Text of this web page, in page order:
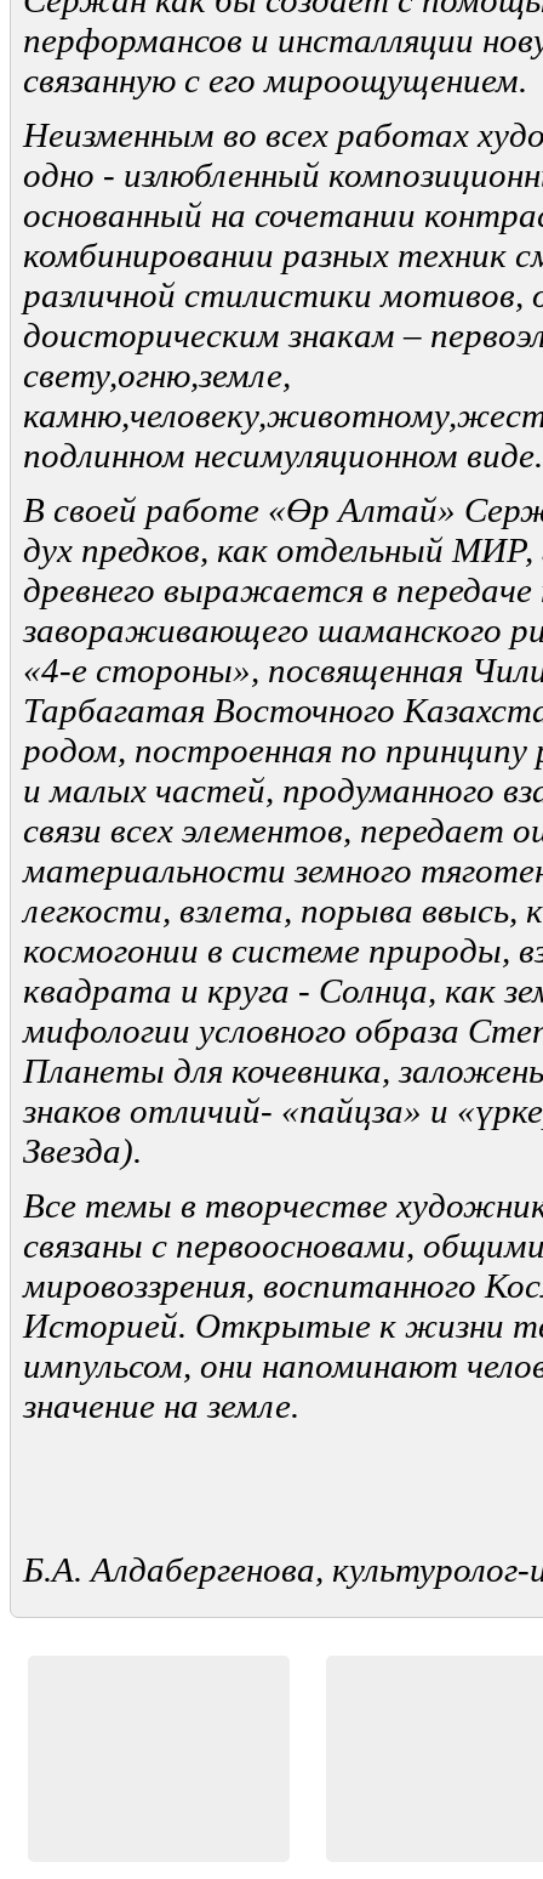
перформансов и инсталляции
связанную с его мироощущением.
Неизменным во всех работах
одно - излюбленный
основанный на сочетании
комбинировании разных техник
различной стилистики мотивов,
доисторическим знакам –
свету,огню,земле,
камню,человеку,животному,
подлинном несимуляционном виде.
В своей работе «Өр Алтай»
дух предков, как отдельный МИР,
древнего выражается в
завораживающего шаманского
«4-е стороны», посвященная
Тарбагатая Восточного
родом, построенная по принципу
и малых частей, продуманного
связи всех элементов, передает
материальности земного
легкости, взлета, порыва ввысь,
космогонии в системе природы,
квадрата и круга - Солнца, как
мифологии условного образа
Планеты для кочевника,
знаков отличий- «пайцза» и «ү
Звезда).
Все темы в творчестве
связаны с первоосновами, общими
мировоззрения, воспитанного
Историей. Открытые к жизни
импульсом, они напоминают
значение на земле.
Б.А. Алдабергенова, культуролог-